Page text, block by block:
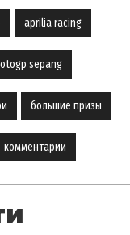
aprilia racing
sepang
большие призы
комментарии